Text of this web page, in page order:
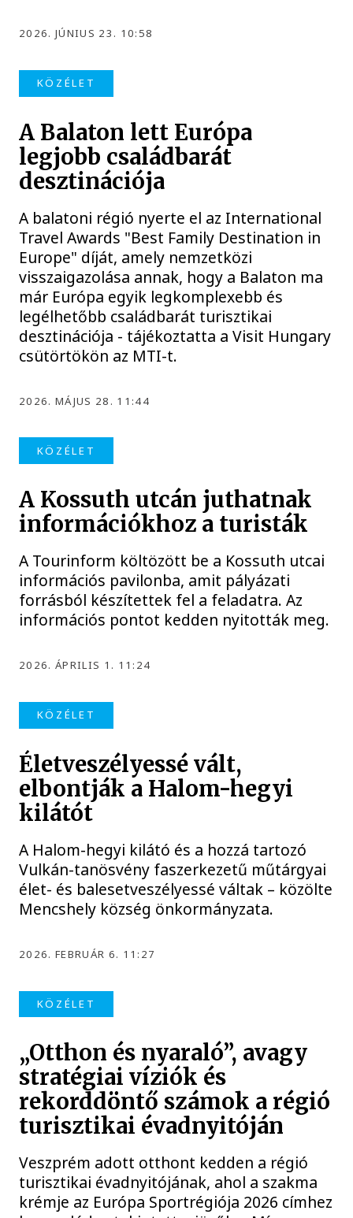
2026. JÚNIUS 23. 10:58
KÖZÉLET
A Balaton lett Európa
legjobb családbarát
desztinációja
A balatoni régió nyerte el az International
Travel Awards "Best Family Destination in
Europe" díját, amely nemzetközi
visszaigazolása annak, hogy a Balaton ma
már Európa egyik legkomplexebb és
legélhetőbb családbarát turisztikai
desztinációja - tájékoztatta a Visit Hungary
csütörtökön az MTI-t.
2026. MÁJUS 28. 11:44
KÖZÉLET
A Kossuth utcán juthatnak
információkhoz a turisták
A Tourinform költözött be a Kossuth utcai
információs pavilonba, amit pályázati
forrásból készítettek fel a feladatra. Az
információs pontot kedden nyitották meg.
2026. ÁPRILIS 1. 11:24
KÖZÉLET
Életveszélyessé vált,
elbontják a Halom-hegyi
kilátót
A Halom-hegyi kilátó és a hozzá tartozó
Vulkán-tanösvény faszerkezetű műtárgyai
élet- és balesetveszélyessé váltak – közölte
Mencshely község önkormányzata.
2026. FEBRUÁR 6. 11:27
KÖZÉLET
„Otthon és nyaraló”, avagy
stratégiai víziók és
rekorddöntő számok a régió
turisztikai évadnyitóján
Veszprém adott otthont kedden a régió
turisztikai évadnyitójának, ahol a szakma
krémje az Európa Sportrégiója 2026 címhez